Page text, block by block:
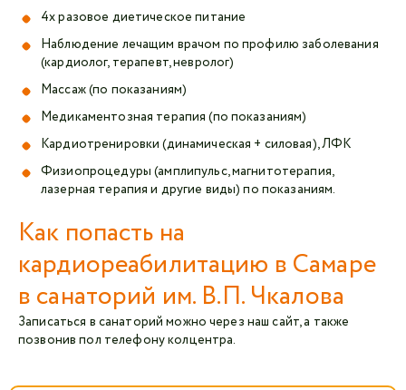
4х разовое диетическое питание
Наблюдение лечащим врачом по профилю заболевания
(кардиолог, терапевт, невролог)
Массаж (по показаниям)
Медикаментозная терапия (по показаниям)
Кардиотренировки (динамическая + силовая), ЛФК
Физиопроцедуры (амплипульс, магнитотерапия,
лазерная терапия и другие виды) по показаниям.
Как попасть на
кардиореабилитацию в Самаре
в санаторий им. В.П. Чкалова
Записаться в санаторий можно через наш сайт, а также
позвонив пол телефону колцентра.